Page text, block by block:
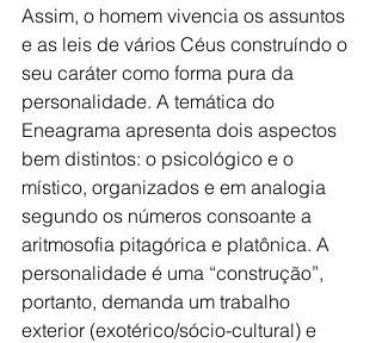
Assim, o homem vivencia os assuntos
e as leis de vários Céus construíndo o
seu caráter como forma pura da
personalidade. A temática do
Eneagrama apresenta dois aspectos
bem distintos: o psicológico e o
místico, organizados e em analogia
segundo os números consoante a
aritmosofia pitagórica e platônica. A
personalidade é uma “construção”,
portanto, demanda um trabalho
exterior (exotérico/sócio-cultural) e